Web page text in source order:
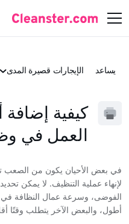
يساعد الإيجارات قصيرة المدى
كيفية
العمل في
في بعض الأحيان يكون من الصعب
لإنهاء عملية التنظيف. لا يمكن
الفوضى، وسرعة عمال النظافة
أطول، والبعض الآخر يتطلب وقتًا